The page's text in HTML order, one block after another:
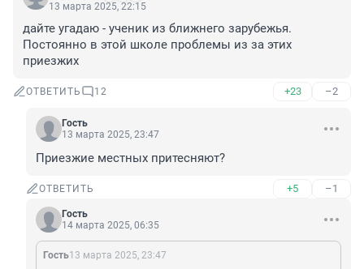
13 марта 2025, 22:15
дайте угадаю - ученик из ближнего зарубежья.
Постоянно в этой школе проблемы из за этих
приезжих
ОТВЕТИТЬ 12 +23 –2
Гость
13 марта 2025, 23:47
Приезжие местных притесняют?
ОТВЕТИТЬ +5 –1
Гость
14 марта 2025, 06:35
Гость13 марта 2025, 23:47